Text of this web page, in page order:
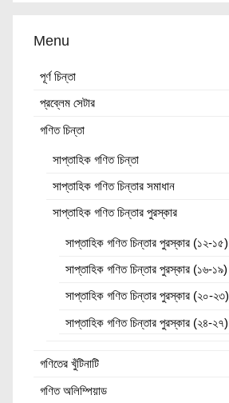
Menu
পূর্ণ চিন্তা
প্রব্লেম সেটার
গণিত চিন্তা
সাপ্তাহিক গণিত চিন্তা
সাপ্তাহিক গণিত চিন্তার সমাধান
সাপ্তাহিক গণিত চিন্তার পুরস্কার
সাপ্তাহিক গণিত চিন্তার পুরস্কার (১২-১৫)
সাপ্তাহিক গণিত চিন্তার পুরস্কার (১৬-১৯)
সাপ্তাহিক গণিত চিন্তার পুরস্কার (২০-২৩)
সাপ্তাহিক গণিত চিন্তার পুরস্কার (২৪-২৭)
গণিতের খুঁটিনাটি
গণিত অলিম্পিয়াড